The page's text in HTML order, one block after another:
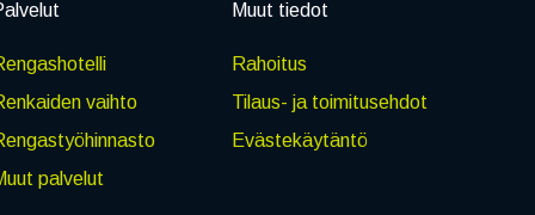
vaihto
palvelut
Muut tiedot
Rahoitus
Tilaus- ja toimitusehdot
Evästekäytäntö